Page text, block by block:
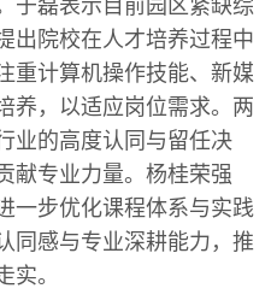
于磊表示目前园区紧缺综
出院校在人才培养过程中
重计算机操作技能、新媒
养，以适应岗位需求。两
业的高度认同与留任决
献专业力量。杨桂荣强
一步优化课程体系与实践
同感与专业深耕能力，推
实。